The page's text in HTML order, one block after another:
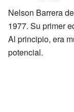
Nelson Barrera
1977. Su primer
Al principio, era
potencial.